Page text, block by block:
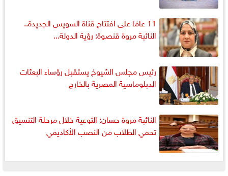
11 عامًا على افتتاح قناة السويس الجديدة..
النائبة مروة قنصوة: رؤية الدولة...
رئيس مجلس الشيوخ يستقبل رؤساء البعثات
الدبلوماسية المصرية بالخارج
النائبة مروة حسان: التوعية خلال مرحلة التنسيق
تحمي الطلاب من النصب الأكاديمي